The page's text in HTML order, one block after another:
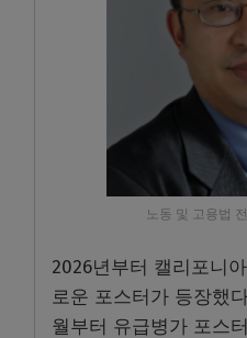
노동 및 고용법
2026년부터 캘리포니
로운 포스터가 등장했
월부터 유급병가 포스